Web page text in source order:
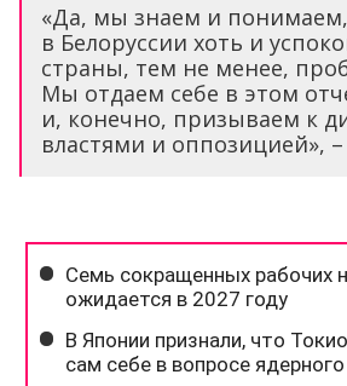
«Да, мы знаем и понимаем,
в Белоруссии хоть и
страны, тем не менее,
Мы отдаем себе в этом
и, конечно, призываем к
властями и оппозицией», –